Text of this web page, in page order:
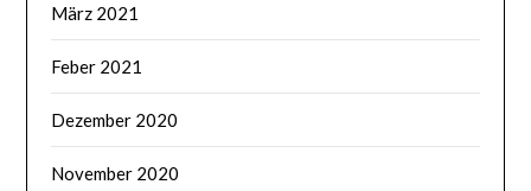
März 2021
Feber 2021
Dezember 2020
November 2020